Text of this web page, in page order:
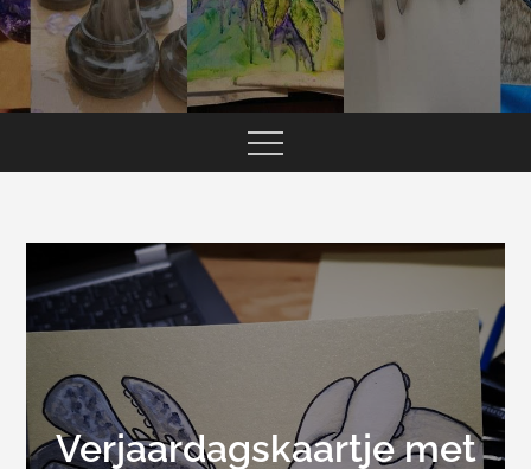
Verjaardagskaartje met